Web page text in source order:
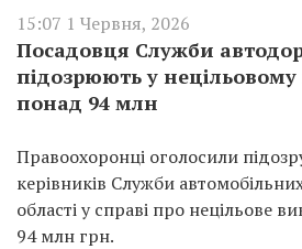
15:07 1 Червня, 2026
Посадовця Служби
підозрюють у
понад 94 млн
Правоохоронці оголосили
керівників Служби
області у справі про нецільове
94 млн грн.